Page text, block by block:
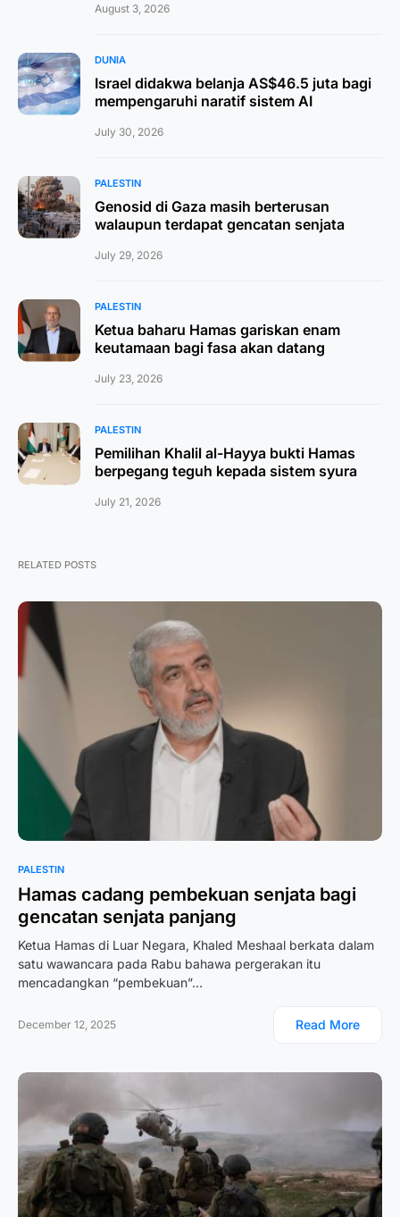
August 3, 2026
DUNIA
Israel didakwa belanja AS$46.5 juta bagi
mempengaruhi naratif sistem AI
July 30, 2026
PALESTIN
Genosid di Gaza masih berterusan
walaupun terdapat gencatan senjata
July 29, 2026
PALESTIN
Ketua baharu Hamas gariskan enam
keutamaan bagi fasa akan datang
July 23, 2026
PALESTIN
Pemilihan Khalil al-Hayya bukti Hamas
berpegang teguh kepada sistem syura
July 21, 2026
RELATED POSTS
PALESTIN
Hamas cadang pembekuan senjata bagi
gencatan senjata panjang
Ketua Hamas di Luar Negara, Khaled Meshaal berkata dalam
satu wawancara pada Rabu bahawa pergerakan itu
mencadangkan “pembekuan”…
December 12, 2025 Read More